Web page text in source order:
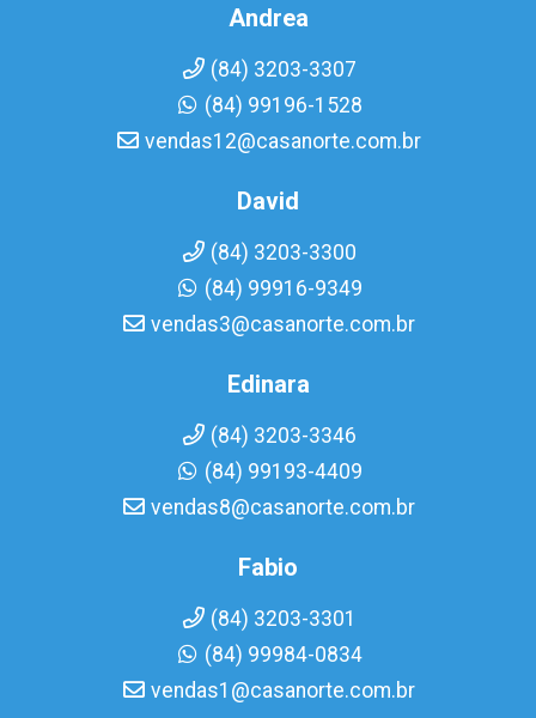
Andrea
(84) 3203-3307
(84) 99196-1528
vendas12@casanorte.com.br
David
(84) 3203-3300
(84) 99916-9349
vendas3@casanorte.com.br
Edinara
(84) 3203-3346
(84) 99193-4409
vendas8@casanorte.com.br
Fabio
(84) 3203-3301
(84) 99984-0834
vendas1@casanorte.com.br